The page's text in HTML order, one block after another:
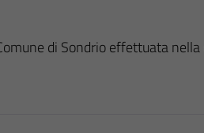
di Sondrio effettuata